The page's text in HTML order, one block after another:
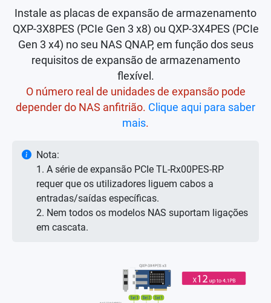
Instale as placas de expansão de armazenamento
QXP-3X8PES (PCIe Gen 3 x8) ou QXP-3X4PES (PCIe
Gen 3 x4) no seu NAS QNAP, em função dos seus
requisitos de expansão de armazenamento
flexível.
O número real de unidades de expansão pode
depender do NAS anfitrião. Clique aqui para saber
mais.
Nota:
1. A série de expansão PCIe TL-Rx00PES-RP
requer que os utilizadores liguem cabos a
entradas/saídas específicas.
2. Nem todos os modelos NAS suportam ligações
em cascata.